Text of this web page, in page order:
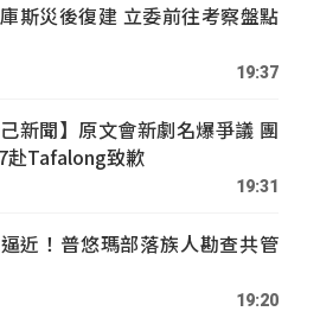
斯災後復建 立委前往考察盤點
19:37
己新聞】原文會新劇名爆爭議 團
赴Tafalong致歉
19:31
近！普悠瑪部落族人勘查共管
19:20